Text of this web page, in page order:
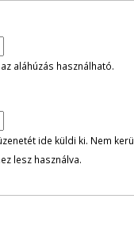
aláhúzás használható.
ide küldi ki. Nem
lesz használva.